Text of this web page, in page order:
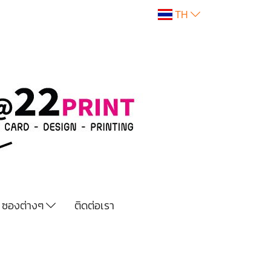
TH
ซองต่างๆ
ติดต่อเรา